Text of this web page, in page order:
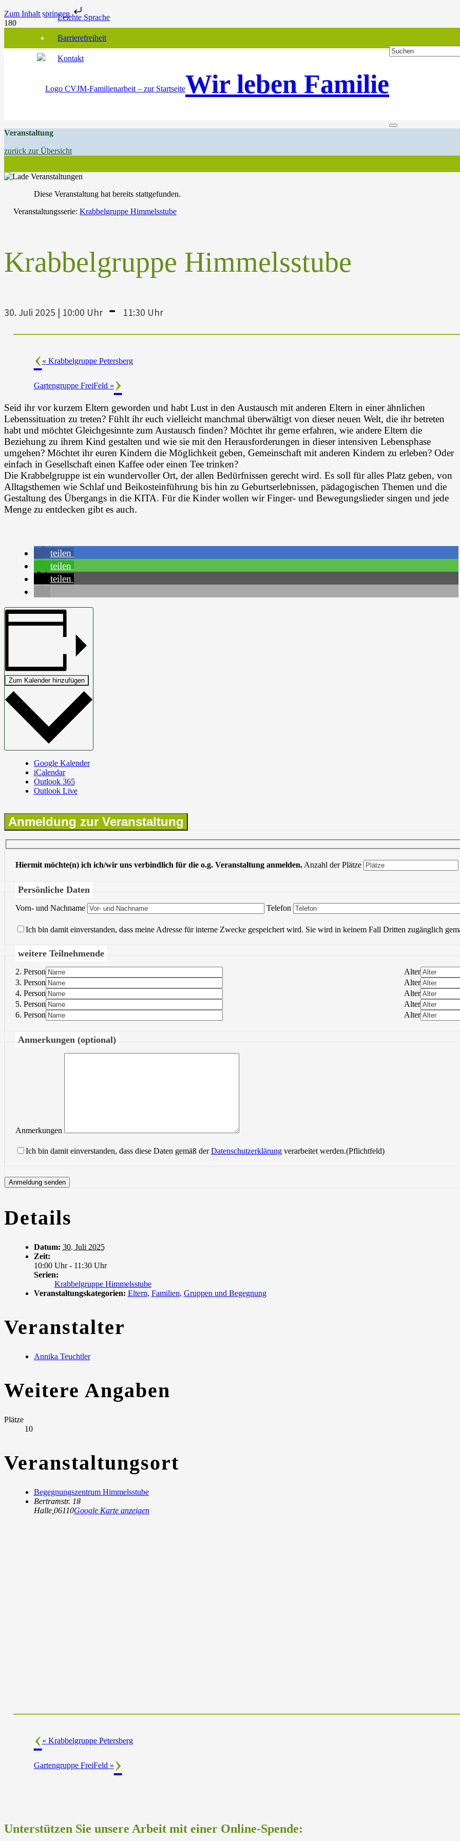
Zum Inhalt springenLeichte Sprache
Barrierefreiheit
Kontakt
Wir leben Familie
Veranstaltung
zurück zur Übersicht
Diese Veranstaltung hat bereits stattgefunden.
Veranstaltungsserie: Krabbelgruppe Himmelsstube
Krabbelgruppe Himmelsstube
30. Juli 2025 | 10:00 Uhr - 11:30 Uhr
« Krabbelgruppe Petersberg
Gartengruppe FreiFeld »
Seid ihr vor kurzem Eltern geworden und habt Lust in den Austausch mit anderen Eltern in einer ähnlichen
Lebenssituation zu treten? Fühlt ihr euch vielleicht manchmal überwältigt von dieser neuen Welt, die ihr betreten
habt und möchtet Gleichgesinnte zum Austausch finden? Möchtet ihr gerne erfahren, wie andere Eltern die
Beziehung zu ihrem Kind gestalten und wie sie mit den Herausforderungen in dieser intensiven Lebensphase
umgehen? Möchtet ihr euren Kindern die Möglichkeit geben, Gemeinschaft mit anderen Kindern zu erleben? Oder
einfach in Gesellschaft einen Kaffee oder einen Tee trinken?
Die Krabbelgruppe ist ein wundervoller Ort, der allen Bedürfnissen gerecht wird. Es soll für alles Platz geben, von
Alltagsthemen wie Schlaf und Beikosteinführung bis hin zu Geburtserlebnissen, pädagogischen Themen und die
Gestaltung des Übergangs in die KITA. Für die Kinder wollen wir Finger- und Bewegungslieder singen und jede
Menge zu entdecken gibt es auch.
teilen
teilen
teilen
Zum Kalender hinzufügen
Google Kalender
iCalendar
Outlook 365
Outlook Live
Anmeldung zur Veranstaltung
Hiermit möchte(n) ich ich/wir uns verbindlich für die o.g. Veranstaltung anmelden.Anzahl der Plätze
Persönliche Daten
Vorn- und Nachname Bitte lasse dieses Feld leer.
Telefon
Ich bin damit einverstanden, dass meine Adresse für interne Zwecke gespeichert wird. Sie wird in keinem Fall Dritten zugänglich
weitere Teilnehmende
2. Person
Alter
3. Person
Alter
4. Person
Alter
5. Person
Alter
6. Person
Alter
Anmerkungen (optional)
Anmerkungen
Ich bin damit einverstanden, dass diese Daten gemäß derDatenschutzerklärung verarbeitet werden.(Pflichtfeld)
Details
Datum: 30. Juli 2025
Zeit:
10:00 Uhr - 11:30 Uhr
Serien:
Krabbelgruppe Himmelsstube
Veranstaltungskategorien: Eltern, Familien, Gruppen und Begegnung
Veranstalter
Annika Teuchtler
Weitere Angaben
Plätze
10
Veranstaltungsort
Begegnungszentrum Himmelsstube
Bertramstr. 18
Halle, 06110Google Karte anzeigen
« Krabbelgruppe Petersberg
Gartengruppe FreiFeld »
Unterstützen Sie unsere Arbeit mit einer Online-Spende: